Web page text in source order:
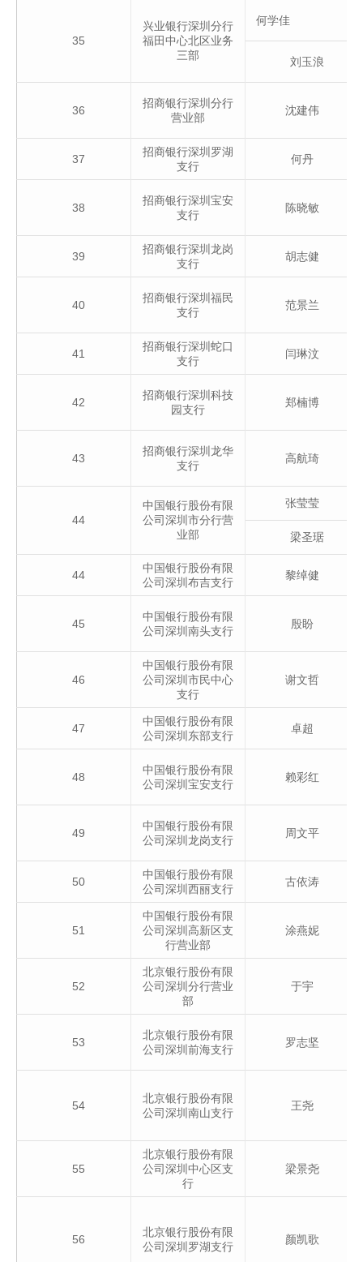
35
兴业银行深圳分行
福田中心北区业务
三部
何学佳
刘玉浪
36
招商银行深圳分行
营业部
沈建伟
37
招商银行深圳罗湖
支行
何丹
38
招商银行深圳宝安
支行
陈晓敏
39
招商银行深圳龙岗
支行
胡志健
40
招商银行深圳福民
支行
范景兰
41
招商银行深圳蛇口
支行
闫琳汶
42
招商银行深圳科技
园支行
郑楠博
43
招商银行深圳龙华
支行
高航琦
44
中国银行股份有限
公司深圳市分行营
业部
张莹莹
梁圣琚
44
中国银行股份有限
公司深圳布吉支行
黎绰健
45
中国银行股份有限
公司深圳南头支行
殷盼
46
中国银行股份有限
公司深圳市民中心
支行
谢文哲
47
中国银行股份有限
公司深圳东部支行
卓超
48
中国银行股份有限
公司深圳宝安支行
赖彩红
49
中国银行股份有限
公司深圳龙岗支行
周文平
50
中国银行股份有限
公司深圳西丽支行
古依涛
51
中国银行股份有限
公司深圳高新区支
行营业部
涂燕妮
52
北京银行股份有限
公司深圳分行营业
部
于宇
53
北京银行股份有限
公司深圳前海支行
罗志坚
54
北京银行股份有限
公司深圳南山支行
王尧
55
北京银行股份有限
公司深圳中心区支
行
梁景尧
56
北京银行股份有限
公司深圳罗湖支行
颜凯歌